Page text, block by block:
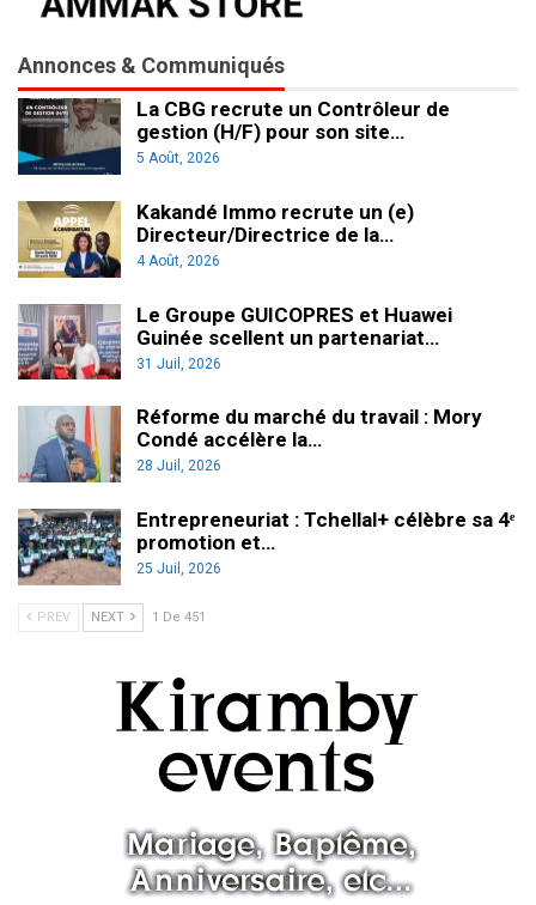
Annonces & Communiqués
La CBG recrute un Contrôleur de
gestion (H/F) pour son site…
5 Août, 2026
Kakandé Immo recrute un (e)
Directeur/Directrice de la…
4 Août, 2026
Le Groupe GUICOPRES et Huawei
Guinée scellent un partenariat…
31 Juil, 2026
Réforme du marché du travail : Mory
Condé accélère la…
28 Juil, 2026
Entrepreneuriat : Tchellal+ célèbre sa 4ᵉ
promotion et…
25 Juil, 2026
PREV NEXT 1 De 451